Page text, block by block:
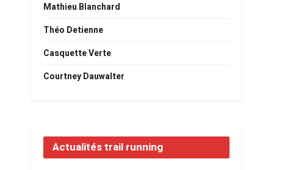
Mathieu Blanchard
Théo Detienne
Casquette Verte
Courtney Dauwalter
Actualités trail running